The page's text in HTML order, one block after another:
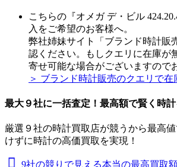
こちらの『オメガ デ・ビル
入をご希望のお客様へ。
弊社姉妹サイト「ブランド時計販
認ください。もしクエリに在庫が
寄せ可能な場合がございますので
＞ ブランド時計販売のクエリで在
最大９社に一括査定！ 最高額で賢く時
厳選９社の時計買取店が競うから最高
けずに時計の高価買取を実現！
9社の競りで見える本当の最高買取